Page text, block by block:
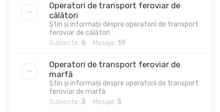
Operatori de transport feroviar de
călători
Știri și informații despre operatorii de transport
feroviar de călători
Subiecte: 6 Mesaje: 19
Operatori de transport feroviar de
marfă
Știri și informații despre operatorii de transport
feroviar de marfă
Subiecte: 3 Mesaje: 5